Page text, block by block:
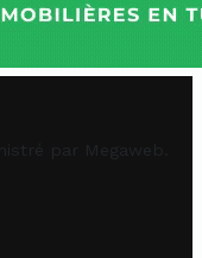
par Megaweb